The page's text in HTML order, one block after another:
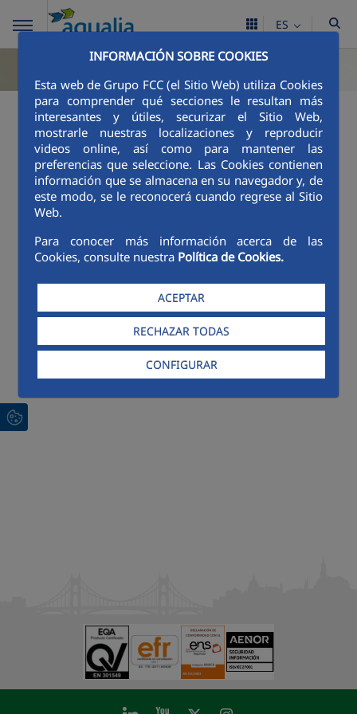
INFORMACIÓN SOBRE COOKIES
Esta web de Grupo FCC (el Sitio Web) utiliza Cookies
para comprender qué secciones le resultan más
interesantes y útiles, securizar el Sitio Web,
mostrarle nuestras localizaciones y reproducir
videos online, así como para mantener las
preferencias que seleccione. Las Cookies contienen
información que se almacena en su navegador y, de
este modo, se le reconocerá cuando regrese al Sitio
Web.
Para conocer más información acerca de las
Cookies, consulte nuestra Política de Cookies.
ACEPTAR
RECHAZAR TODAS
CONFIGURAR
ES